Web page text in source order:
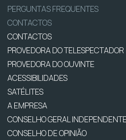
PERGUNTAS FREQUENTES
CONTACTOS
CONTACTOS
PROVEDORA DO TELESPECTADOR
PROVEDORA DO OUVINTE
ACESSIBILIDADES
SATÉLITES
A EMPRESA
CONSELHO GERAL
CONSELHO DE OPINIÃO